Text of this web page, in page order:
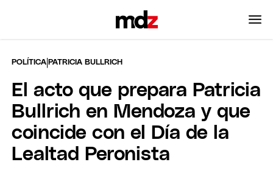
POLÍTICA |PATRICIA BULLRICH
El acto que prepara Patricia
Bullrich en Mendoza y que
coincide con el Día de la
Lealtad Peronista